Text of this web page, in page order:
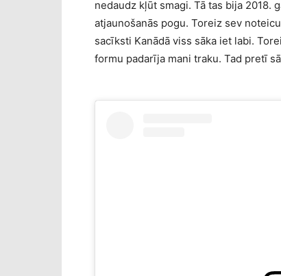
nedaudz kļūt smagi. Tā tas bija 2018.
atjaunošanās pogu. Toreiz sev
sacīksti Kanādā viss sāka iet labi.
formu padarīja mani traku. Tad pretī